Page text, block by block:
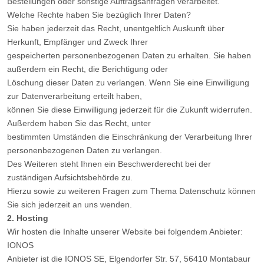
Welche Rechte haben Sie bezüglich Ihrer Daten?
Sie haben jederzeit das Recht, unentgeltlich Auskunft über
Herkunft, Empfänger und Zweck Ihrer
gespeicherten personenbezogenen Daten zu erhalten. Sie haben
außerdem ein Recht, die Berichtigung oder
Löschung dieser Daten zu verlangen. Wenn Sie eine Einwilligung
zur Datenverarbeitung erteilt haben,
können Sie diese Einwilligung jederzeit für die Zukunft widerrufen.
Außerdem haben Sie das Recht, unter
bestimmten Umständen die Einschränkung der Verarbeitung Ihrer
personenbezogenen Daten zu verlangen.
Des Weiteren steht Ihnen ein Beschwerderecht bei der
zuständigen Aufsichtsbehörde zu.
Hierzu sowie zu weiteren Fragen zum Thema Datenschutz können
Sie sich jederzeit an uns wenden.
2. Hosting
Wir hosten die Inhalte unserer Website bei folgendem Anbieter:
IONOS
Anbieter ist die IONOS SE, Elgendorfer Str. 57, 56410 Montabaur